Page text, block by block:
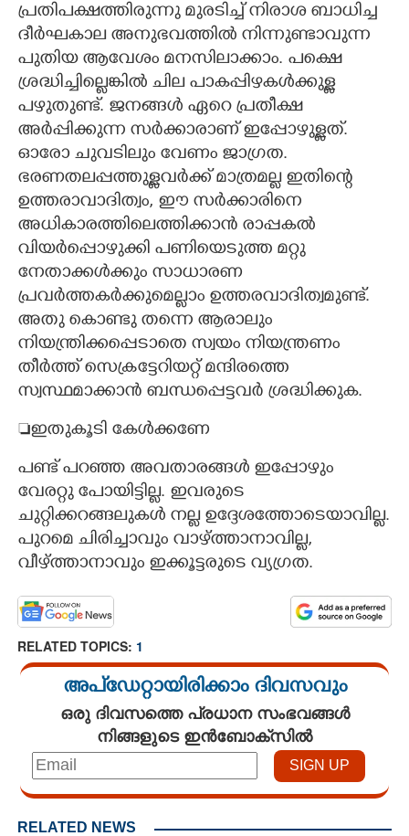
പ്രതിപക്ഷത്തിരുന്നു മുരടിച്ച് നിരാശ ബാധിച്ച
ദീർഘകാല അനുഭവത്തിൽ നിന്നുണ്ടാവുന്ന
പുതിയ ആവേശം മനസിലാക്കാം. പക്ഷെ
ശ്രദ്ധിച്ചില്ലെങ്കിൽ ചില പാകപ്പിഴകൾക്കുള്ള
പഴുതുണ്ട്. ജനങ്ങൾ ഏറെ പ്രതീക്ഷ
അർപ്പിക്കുന്ന സർക്കാരാണ് ഇപ്പോഴുള്ളത്.
ഓരോ ചുവടിലും വേണം ജാഗ്രത.
ഭരണതലപ്പത്തുള്ളവർക്ക് മാത്രമല്ല ഇതിന്റെ
ഉത്തരാവാദിത്വം, ഈ സർക്കാരിനെ
അധികാരത്തിലെത്തിക്കാൻ രാപ്പകൽ
വിയർപ്പൊഴുക്കി പണിയെടുത്ത മറ്റു
നേതാക്കൾക്കും സാധാരണ
പ്രവർത്തകർക്കുമെല്ലാം ഉത്തരവാദിത്വമുണ്ട്.
അതു കൊണ്ടു തന്നെ ആരാലും
നിയന്ത്രിക്കപ്പെടാതെ സ്വയം നിയന്ത്രണം
തീർത്ത് സെക്രട്ടേറിയറ്റ് മന്ദിരത്തെ
സ്വസ്ഥമാക്കാൻ ബന്ധപ്പെട്ടവർ ശ്രദ്ധിക്കുക.
ഇതുകൂടി കേൾക്കണേ
പണ്ട് പറഞ്ഞ അവതാരങ്ങൾ ഇപ്പോഴും
വേരറ്റു പോയിട്ടില്ല. ഇവരുടെ
ചുറ്റിക്കറങ്ങലുകൾ നല്ല ഉദ്ദേശത്തോടെയാവില്ല.
പുറമെ ചിരിച്ചാവും വാഴ്ത്താനാവില്ല,
വീഴ്ത്താനാവും ഇക്കൂട്ടരുടെ വ്യഗ്രത.
RELATED TOPICS: 1
അപ്ഡേറ്റായിരിക്കാം ദിവസവും
ഒരു ദിവസത്തെ പ്രധാന സംഭവങ്ങൾ
നിങ്ങളുടെ ഇൻബോക്സിൽ
RELATED NEWS